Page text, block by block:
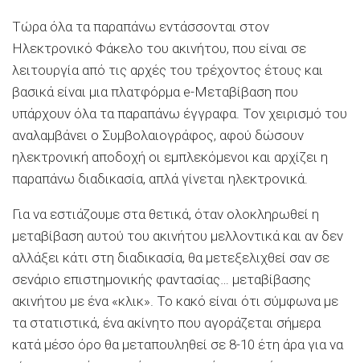
Τώρα όλα τα παραπάνω εντάσσονται στον
Ηλεκτρονικό Φάκελο του ακινήτου, που είναι σε
λειτουργία από τις αρχές του τρέχοντος έτους και
βασικά είναι μια πλατφόρμα e-Μεταβίβαση που
υπάρχουν όλα τα παραπάνω έγγραφα. Τον χειρισμό του
αναλαμβάνει ο Συμβολαιογράφος, αφού δώσουν
ηλεκτρονική αποδοχή οι εμπλεκόμενοι και αρχίζει η
παραπάνω διαδικασία, απλά γίνεται ηλεκτρονικά.
Για να εστιάζουμε στα θετικά, όταν ολοκληρωθεί η
μεταβίβαση αυτού του ακινήτου μελλοντικά και αν δεν
αλλάξει κάτι στη διαδικασία, θα μετεξελιχθεί σαν σε
σενάριο επιστημονικής φαντασίας… μεταβίβασης
ακινήτου με ένα «κλικ». Το κακό είναι ότι σύμφωνα με
τα στατιστικά, ένα ακίνητο που αγοράζεται σήμερα
κατά μέσο όρο θα μεταπουληθεί σε 8-10 έτη άρα για να